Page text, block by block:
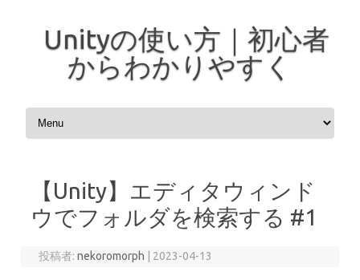
Unityの使い方｜初心者
からわかりやすく
コンテンツへスキップ
【Unity】エディタウィンド
ウでフォルダを検索する #1
投稿者:nekoromorph 2023-04-13